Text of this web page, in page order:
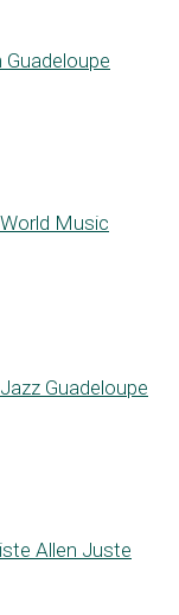
Guadeloupe
Music
Guadeloupe
Allen Juste